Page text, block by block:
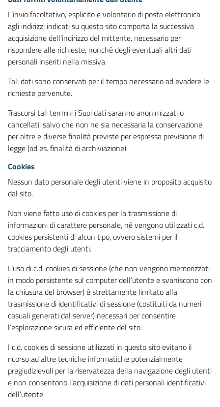
L’invio facoltativo, esplicito e volontario di posta elettronica
agli indirizzi indicati su questo sito comporta la successiva
acquisizione dell’indirizzo del mittente, necessario per
rispondere alle richieste, nonché degli eventuali altri dati
personali inseriti nella missiva.
Tali dati sono conservati per il tempo necessario ad evadere le
richieste pervenute.
Trascorsi tali termini i Suoi dati saranno anonimizzati o
cancellati, salvo che non ne sia necessaria la conservazione
per altre e diverse finalità previste per espressa previsione di
legge (ad es. finalità di archiviazione).
Cookies
Nessun dato personale degli utenti viene in proposito acquisito
dal sito.
Non viene fatto uso di cookies per la trasmissione di
informazioni di carattere personale, né vengono utilizzati c.d.
cookies persistenti di alcun tipo, ovvero sistemi per il
tracciamento degli utenti.
L’uso di c.d. cookies di sessione (che non vengono memorizzati
in modo persistente sul computer dell’utente e svaniscono con
la chiusura del browser) è strettamente limitato alla
trasmissione di identificativi di sessione (costituiti da numeri
casuali generati dal server) necessari per consentire
l’esplorazione sicura ed efficiente del sito.
I c.d. cookies di sessione utilizzati in questo sito evitano il
ricorso ad altre tecniche informatiche potenzialmente
pregiudizievoli per la riservatezza della navigazione degli utenti
e non consentono l’acquisizione di dati personali identificativi
dell’utente.